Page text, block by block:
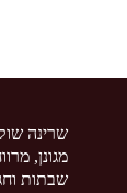
שרינה
מגונן,
שבתות